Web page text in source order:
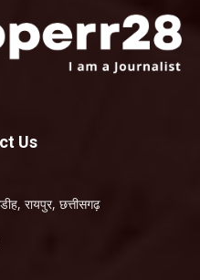
Us
रायपुर, छत्तीसगढ़